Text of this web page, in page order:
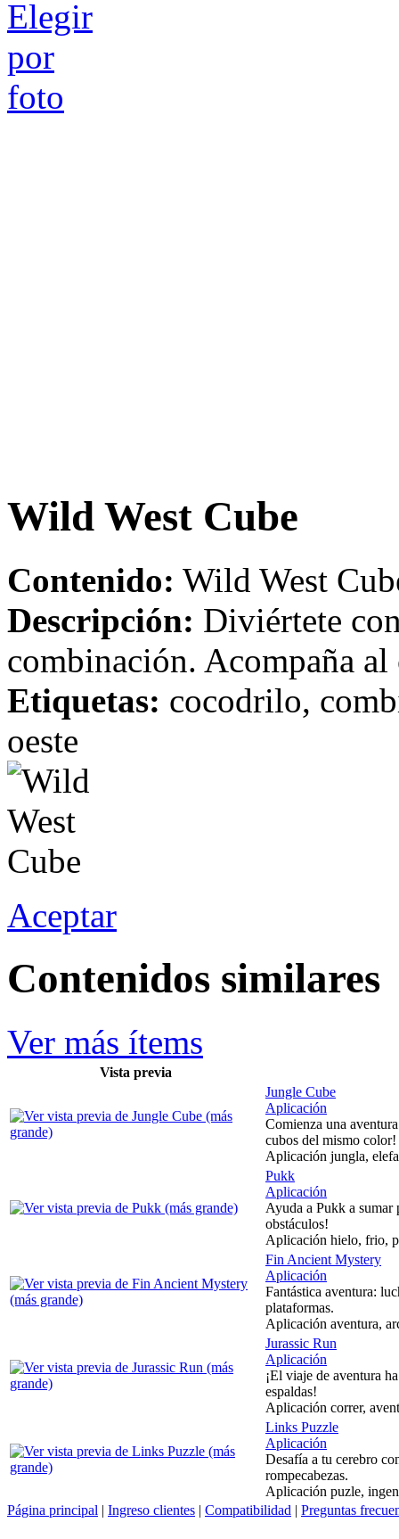
Wild West Cube
Contenido: Wild West
Descripción: Diviértete
combinación. Acompaña
Etiquetas: cocodrilo,
oeste
Aceptar
Contenidos similares
Ver más ítems
Vista previa
Jungle Cube
Aplicación
Comienza una
cubos del mismo color!
Aplicación jungla,
Pukk
Aplicación
Ayuda a Pukk a sumar
obstáculos!
Aplicación hielo, frio,
Fin Ancient Mystery
Aplicación
Fantástica aventura:
plataformas.
Aplicación aventura,
Jurassic Run
Aplicación
¡El viaje de aventura
espaldas!
Aplicación correr,
Links Puzzle
Aplicación
Desafía a tu cerebro
rompecabezas.
Aplicación puzle,
Página principal | Ingreso clientes | Compatibilidad | Preguntas